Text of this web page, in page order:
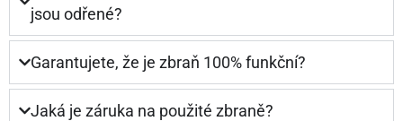
jsou odřené?
Garantujete, že je zbraň 100% funkční?
Jaká je záruka na použité zbraně?